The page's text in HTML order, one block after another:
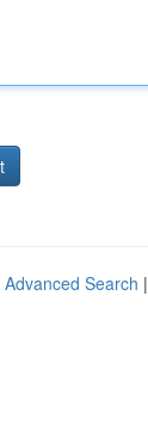
Advanced Search |